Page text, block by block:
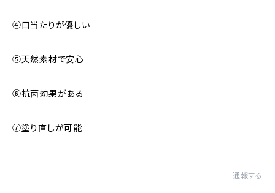
④口当たりが優しい
⑤天然素材で安心
⑥抗菌効果がある
⑦塗り直しが可能
通報する